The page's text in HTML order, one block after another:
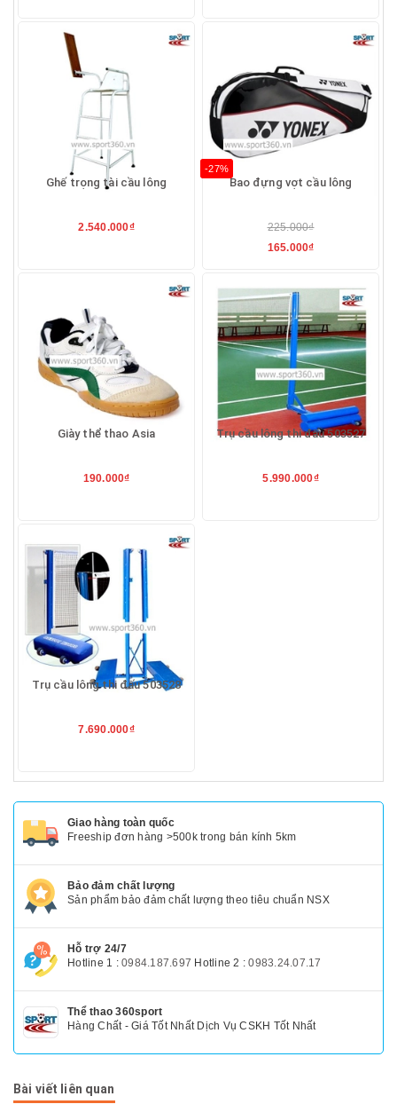
Ghế trọng tài cầu lông
2.540.000₫
-27%
Bao đựng vợt cầu lông
225.000₫
165.000₫
Giày thể thao Asia
190.000₫
Trụ cầu lông thi đấu 503527
5.990.000₫
Trụ cầu lông thi đấu 503528
7.690.000₫
Giao hàng toàn quốc
Freeship đơn hàng >500k trong bán kính 5km
Bảo đảm chất lượng
Sản phẩm bảo đảm chất lượng theo tiêu chuẩn NSX
Hỗ trợ 24/7
Hotline 1 : 0984.187.697 Hotline 2 :0983.24.07.17
Thể thao 360sport
Hàng Chất - Giá Tốt Nhất Dịch Vụ CSKH Tốt Nhất
Bài viết liên quan